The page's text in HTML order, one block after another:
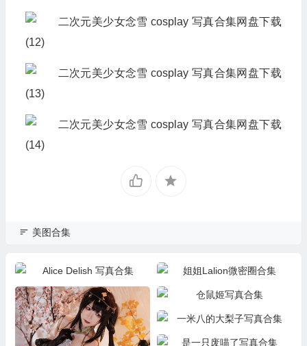
美图合集
Alice Delish 写真合集 姐姐Lalion微密圈合集
仓鼠姬写真合集
一米八的大梨子写真合集